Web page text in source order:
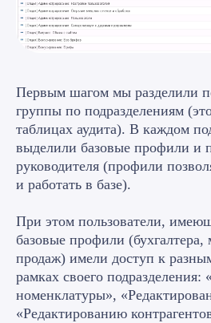
Первым шагом мы разделили
группы по подразделениям
таблицах аудита). В каждом
выделили базовые профили и
руководителя (профили
и работать в базе).
При этом пользователи,
базовые профили
продаж) имели доступ к
рамках своего подразделения:
номенклатуры»,
«Редактированию